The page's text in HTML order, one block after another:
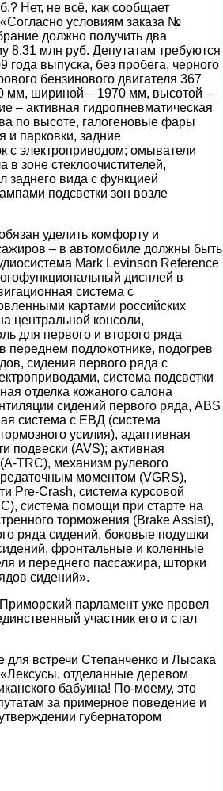
Нет, не всё, как сообщает
условиям заказа №
должно получить два
8,31 млн руб. Депутатам требуются
выпуска, без пробега, черного
бензинового двигателя 367
мм, шириной – 1970 мм, высотой –
– активная гидропневматическая
по высоте, галогеновые фары
и парковки, задние
с электроприводом; омыватели
в зоне стеклоочистителей,
заднего вида с функцией
подсветки зон возле
уделить комфорту и
– в автомобиле должны быть
Маrk Levinson Reference
дисплей в
система с
картами российских
центральной консоли,
для первого и второго ряда
подлокотнике, подогрев
сидения первого ряда с
система подсветки
отделка кожаного салона
сидений первого ряда, ABS
система с ЕВД (система
усилия), адаптивная
подвески (AVS); активная
TRC), механизм рулевого
моментом (VGRS),
Pre-Crash, система курсовой
система помощи при старте на
торможения (Brake Assist),
ряда сидений, боковые подушки
фронтальные и коленные
и переднего пассажира, шторки
сидений».
парламент уже провел
участник его и стал
встречи Степанченко и Лысака
отделанные деревом
бабуина! По-моему, это
за примерное поведение и
губернатором